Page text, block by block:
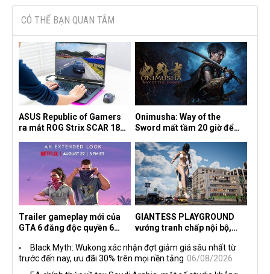
CÓ THỂ BẠN QUAN TÂM
ASUS Republic of Gamers
ra mắt ROG Strix SCAR 18
Onimusha: Way of the
Sword mất tầm 20 giờ để
dành cho newbie và lão làng
Trailer gameplay mới của
GTA 6 đăng độc quyền 6
đang quá tham?
GIANTESS PLAYGROUND
vướng tranh chấp nội bộ,
ngầm chiếm đoạt doanh thu
Black Myth: Wukong xác nhận đợt giảm giá sâu nhất từ
trước đến nay, ưu đãi 30% trên mọi nền tảng 06/08/2026